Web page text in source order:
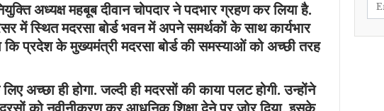
अध्यक्ष महबूब दीवान चोपदार ने पदभार ग्रहण कर लिया है.
में स्थित मदरसा बोर्ड भवन में अपने समर्थकों के साथ कार्यभार
कि प्रदेश के मुख्यमंत्री मदरसा बोर्ड की समस्याओं को अच्छी तरह
अच्छा ही होगा. जल्दी ही मदरसों की काया पलट होगी. उन्होंने